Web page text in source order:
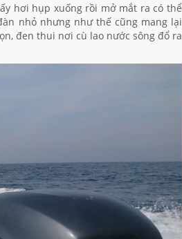
hơi hụp xuống rồi mở mắt ra có thể
nhỏ nhưng như thế cũng mang lại
đen thui nơi cù lao nước sông đổ ra